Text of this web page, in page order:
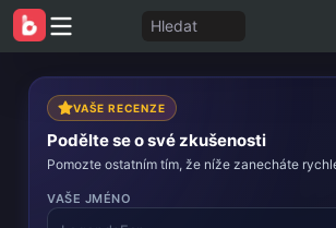
Hledat
VAŠE RECENZE
Podělte se o své zkušenosti
Pomozte ostatním tím, že níže zanecháte
VAŠE JMÉNO